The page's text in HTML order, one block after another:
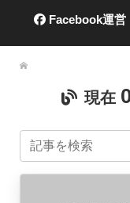
Facebook運営
現在